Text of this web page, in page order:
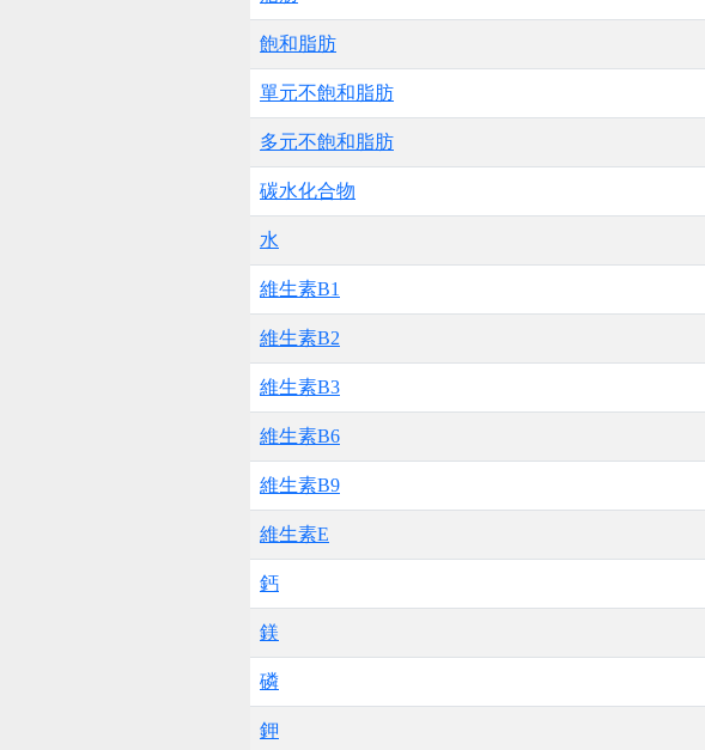
飽和脂肪
單元不飽和脂肪
多元不飽和脂肪
碳水化合物
水
維生素B1
維生素B2
維生素B3
維生素B6
維生素B9
維生素E
鈣
鎂
磷
鉀